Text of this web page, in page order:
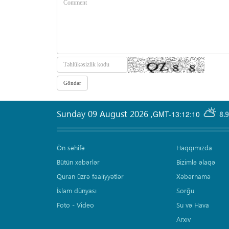
GMT-13:12:10
Sunday 09 August 2026 ,
Ön səhifə
Bütün xəbərlər
Quran üzrə fəaliyyətlər
İslam dünyası
Foto - Video
Haqqımızda
Bizimlə əlaqə
Xəbərnamə
Sorğu
Su və Hava
Arxiv